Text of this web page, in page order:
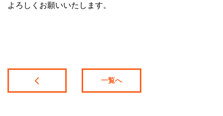
よろしくお願いいたします。
一覧へ